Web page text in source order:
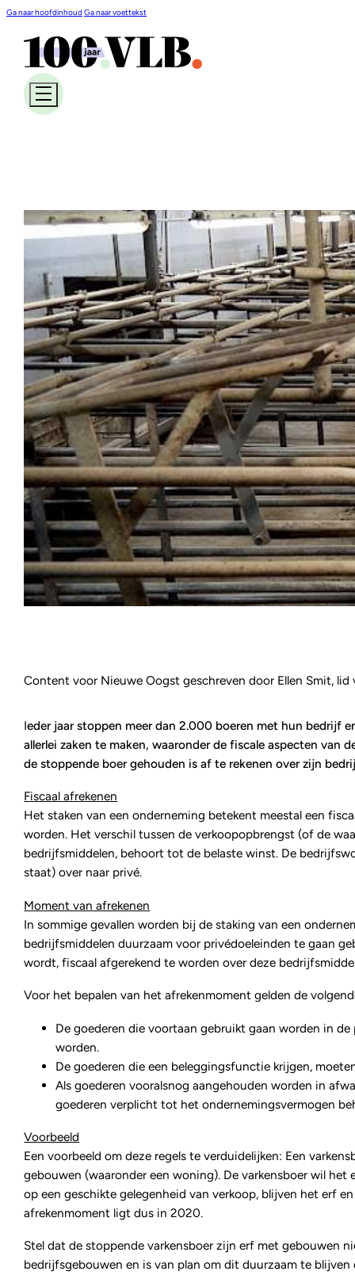
Ga naar hoofdinhoudGa naar voettekst
Content voor Nieuwe Oogst geschreven door Ellen Smit,
Ieder jaar stoppen meer dan 2.000 boeren met hun bedrijf
allerlei zaken te maken, waaronder de fiscale aspecten
de stoppende boer gehouden is af te rekenen over zijn
Fiscaal afrekenen
Het staken van een onderneming betekent meestal een
worden. Het verschil tussen de verkoopopbrengst (of de
bedrijfsmiddelen, behoort tot de belaste winst. De
staat) over naar privé.
Moment van afrekenen
In sommige gevallen worden bij de staking van een
bedrijfsmiddelen duurzaam voor privédoeleinden te gaan
wordt, fiscaal afgerekend te worden over deze
Voor het bepalen van het afrekenmoment gelden de
De goederen die voortaan gebruikt gaan worden in
worden.
De goederen die een beleggingsfunctie krijgen,
Als goederen vooralsnog aangehouden worden in
goederen verplicht tot het ondernemingsvermogen
Voorbeeld
Een voorbeeld om deze regels te verduidelijken: Een
gebouwen (waaronder een woning). De varkensboer wil
op een geschikte gelegenheid van verkoop, blijven het erf
afrekenmoment ligt dus in 2020.
Stel dat de stoppende varkensboer zijn erf met gebouwen
bedrijfsgebouwen en is van plan om dit duurzaam te